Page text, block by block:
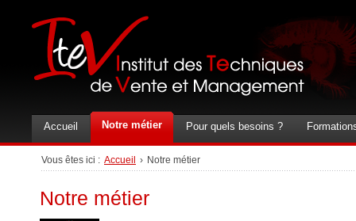
Accueil Notre métier Pour quels besoins ?
Vous êtes ici : Accueil › Notre métier
Notre métier